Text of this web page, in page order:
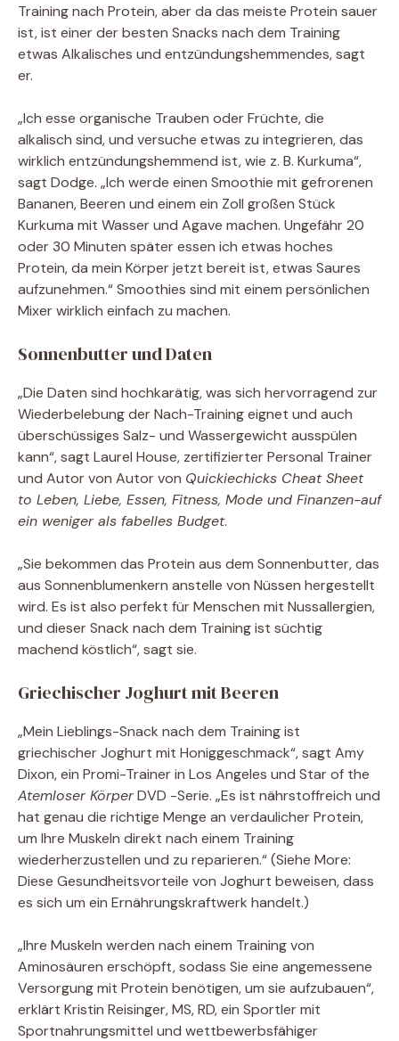
Training nach Protein, aber da das meiste Protein sauer
ist, ist einer der besten Snacks nach dem Training
etwas Alkalisches und entzündungshemmendes, sagt
er.
„Ich esse organische Trauben oder Früchte, die
alkalisch sind, und versuche etwas zu integrieren, das
wirklich entzündungshemmend ist, wie z. B. Kurkuma“,
sagt Dodge. „Ich werde einen Smoothie mit gefrorenen
Bananen, Beeren und einem ein Zoll großen Stück
Kurkuma mit Wasser und Agave machen. Ungefähr 20
oder 30 Minuten später essen ich etwas hoches
Protein, da mein Körper jetzt bereit ist, etwas Saures
aufzunehmen.“ Smoothies sind mit einem persönlichen
Mixer wirklich einfach zu machen.
Sonnenbutter und Daten
„Die Daten sind hochkarätig, was sich hervorragend zur
Wiederbelebung der Nach-Training eignet und auch
überschüssiges Salz- und Wassergewicht ausspülen
kann“, sagt Laurel House, zertifizierter Personal Trainer
und Autor von Autor von Quickiechicks Cheat Sheet
to Leben, Liebe, Essen, Fitness, Mode und Finanzen-auf
ein weniger als fabelles Budget.
„Sie bekommen das Protein aus dem Sonnenbutter, das
aus Sonnenblumenkern anstelle von Nüssen hergestellt
wird. Es ist also perfekt für Menschen mit Nussallergien,
und dieser Snack nach dem Training ist süchtig
machend köstlich“, sagt sie.
Griechischer Joghurt mit Beeren
„Mein Lieblings-Snack nach dem Training ist
griechischer Joghurt mit Honiggeschmack“, sagt Amy
Dixon, ein Promi-Trainer in Los Angeles und Star of the
Atemloser KörperDVD -Serie. „Es ist nährstoffreich und
hat genau die richtige Menge an verdaulicher Protein,
um Ihre Muskeln direkt nach einem Training
wiederherzustellen und zu reparieren.“ (Siehe More:
Diese Gesundheitsvorteile von Joghurt beweisen, dass
es sich um ein Ernährungskraftwerk handelt.)
„Ihre Muskeln werden nach einem Training von
Aminosäuren erschöpft, sodass Sie eine angemessene
Versorgung mit Protein benötigen, um sie aufzubauen“,
erklärt Kristin Reisinger, MS, RD, ein Sportler mit
Sportnahrungsmittel und wettbewerbsfähiger